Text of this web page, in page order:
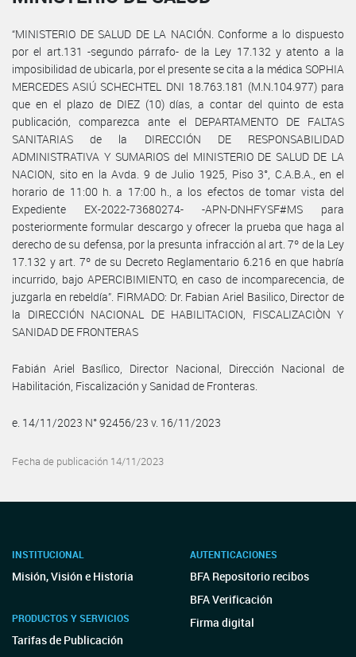
“MINISTERIO DE SALUD DE LA NACIÓN. Conforme a lo dispuesto
por el art.131 -segundo párrafo- de la Ley 17.132 y atento a la
imposibilidad de ubicarla, por el presente se cita a la médica SOPHIA
MERCEDES ASIÚ SCHECHTEL DNI 18.763.181 (M.N.104.977) para
que en el plazo de DIEZ (10) días, a contar del quinto de esta
publicación, comparezca ante el DEPARTAMENTO DE FALTAS
SANITARIAS de la DIRECCIÓN DE RESPONSABILIDAD
ADMINISTRATIVA Y SUMARIOS del MINISTERIO DE SALUD DE LA
NACION, sito en la Avda. 9 de Julio 1925, Piso 3°, C.A.B.A., en el
horario de 11:00 h. a 17:00 h., a los efectos de tomar vista del
Expediente EX-2022-73680274- -APN-DNHFYSF#MS para
posteriormente formular descargo y ofrecer la prueba que haga al
derecho de su defensa, por la presunta infracción al art. 7º de la Ley
17.132 y art. 7º de su Decreto Reglamentario 6.216 en que habría
incurrido, bajo APERCIBIMIENTO, en caso de incomparecencia, de
juzgarla en rebeldía”. FIRMADO: Dr. Fabian Ariel Basilico, Director de
la DIRECCIÓN NACIONAL DE HABILITACION, FISCALIZACIÒN Y
SANIDAD DE FRONTERAS
Fabián Ariel Basílico, Director Nacional, Dirección Nacional de
Habilitación, Fiscalización y Sanidad de Fronteras.
e. 14/11/2023 N° 92456/23 v. 16/11/2023
Fecha de publicación 14/11/2023
INSTITUCIONAL
Misión, Visión e Historia
PRODUCTOS Y SERVICIOS
Tarifas de Publicación
AUTENTICACIONES
BFA Repositorio recibos
BFA Verificación
Firma digital